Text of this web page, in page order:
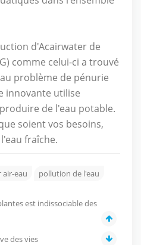
d'Acairwater de
comme celui-ci a trouvé
problème de pénurie
innovante utilise
de l'eau potable.
soient vos besoins,
fraîche.
air-eau pollution de l'eau
est indissociable des
des vies